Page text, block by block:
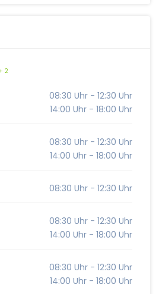
2
08:30 Uhr - 12:30 Uhr
14:00 Uhr - 18:00 Uhr
08:30 Uhr - 12:30 Uhr
14:00 Uhr - 18:00 Uhr
08:30 Uhr - 12:30 Uhr
08:30 Uhr - 12:30 Uhr
14:00 Uhr - 18:00 Uhr
08:30 Uhr - 12:30 Uhr
14:00 Uhr - 18:00 Uhr